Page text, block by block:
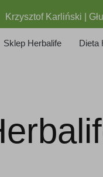
Krzysztof Karliński |
Sklep Herbalife Dieta